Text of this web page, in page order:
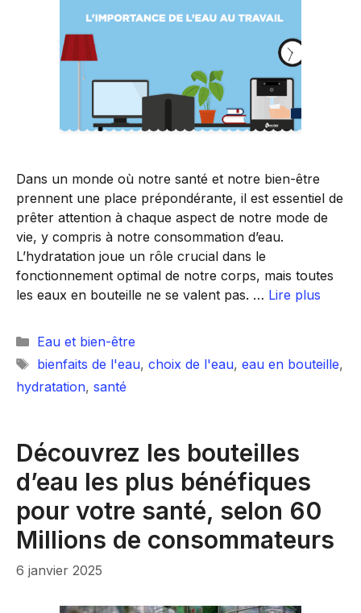
Dans un monde où notre santé et notre bien-être
prennent une place prépondérante, il est essentiel de
prêter attention à chaque aspect de notre mode de
vie, y compris à notre consommation d’eau.
L’hydratation joue un rôle crucial dans le
fonctionnement optimal de notre corps, mais toutes
les eaux en bouteille ne se valent pas. … Lire plus
Catégories
Eau et bien-être
Étiquettes
bienfaits de l'eau, choix de l'eau, eau en bouteille,
hydratation, santé
Découvrez les bouteilles
d’eau les plus bénéfiques
pour votre santé, selon 60
Millions de consommateurs
6 janvier 2025